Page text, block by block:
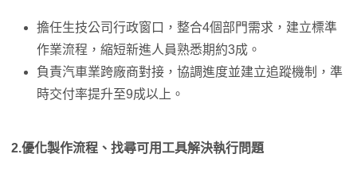
擔任生技公司行政窗口，整合4個部門需求，建立標準
作業流程，縮短新進人員熟悉期約3成。
負責汽車業跨廠商對接，協調進度並建立追蹤機制，準
時交付率提升至9成以上。
2.優化製作流程、找尋可用工具解決執行問題